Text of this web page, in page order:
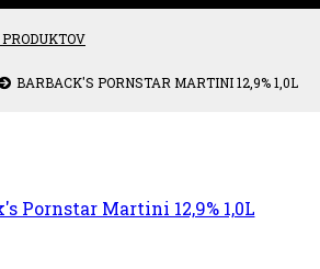
BARBACK'S PORNSTAR MARTINI 12,9% 1,0L